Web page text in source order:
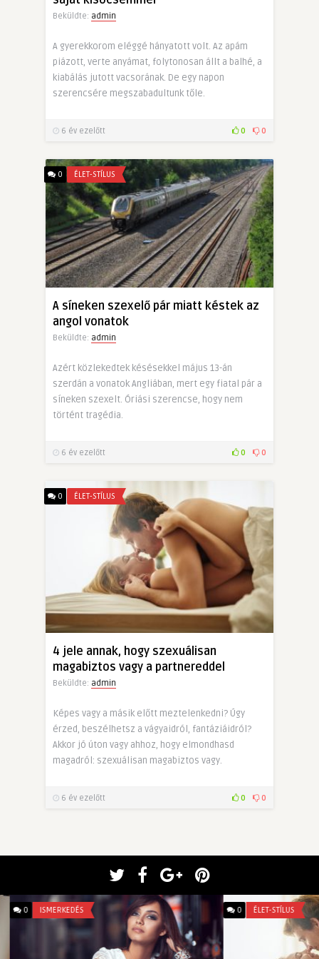
Beküldte: admin
A gyerekkorom eléggé hányatott volt. Az apám
piázott, verte anyámat, folytonosan állt a balhé, a
kiabálás jutott vacsorának. De egy napon
szerencsére megszabadultunk tőle.
6 év ezelőtt 0 0
0 ÉLET-STÍLUS
A síneken szexelő pár miatt késtek az
angol vonatok
Beküldte: admin
Azért közlekedtek késésekkel május 13-án
szerdán a vonatok Angliában, mert egy fiatal pár a
síneken szexelt. Óriási szerencse, hogy nem
történt tragédia.
6 év ezelőtt 0 0
0 ÉLET-STÍLUS
4 jele annak, hogy szexuálisan
magabiztos vagy a partnereddel
Beküldte: admin
Képes vagy a másik előtt meztelenkedni? Úgy
érzed, beszélhetsz a vágyaidról, fantáziáidról?
Akkor jó úton vagy ahhoz, hogy elmondhasd
magadról: szexuálisan magabiztos vagy.
6 év ezelőtt 0 0
0 ISMERKEDÉS 0 ÉLET-STÍLUS